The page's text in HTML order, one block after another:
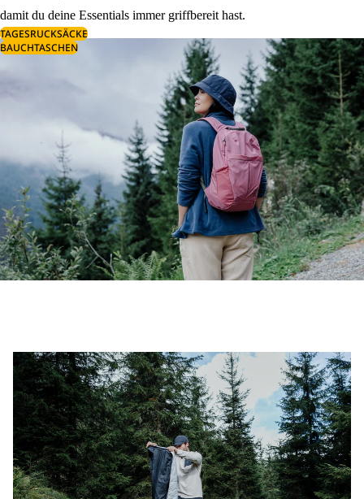
damit du deine Essentials immer griffbereit hast.
TAGESRUCKSÄCKE
BAUCHTASCHEN